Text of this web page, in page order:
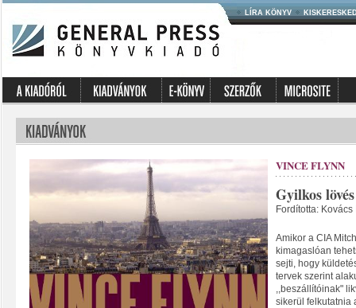
LÍRA KÖNYV
VINCE FLYNN
Gyilkos lövés
Fordította:
Amikor a CIA
kimagaslóan
sejti, hogy
tervek szerint
,,beszállítóinak"
sikerül felkutatnia